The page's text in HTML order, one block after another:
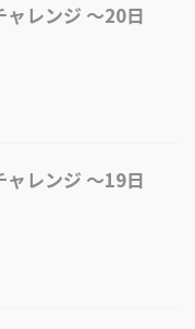
レンジ 〜20日
レンジ 〜19日